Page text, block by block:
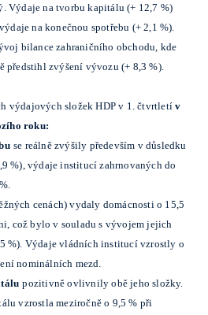
Výdaje na tvorbu kapitálu (+ 12,7 %)
na konečnou spotřebu (+ 2,1 %).
bilance zahraničního obchodu, kde
předstihl zvýšení vývozu (+ 8,3 %).
výdajových složek HDP v 1. čtvrtletív
roku:
se reálně zvýšily především v důsledku
%), výdaje institucí zahrnovaných do
cenách) vydaly domácnosti o 15,5
což bylo v souladu s vývojem jejich
%). Výdaje vládních institucí vzrostly o
nominálních mezd.
pozitivně ovlivnily obě jeho složky.
vzrostla meziročně o 9,5 % při